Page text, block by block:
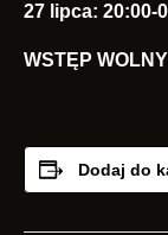
27 lipca: 20:00-
WSTĘP WOLNY
Dodaj do